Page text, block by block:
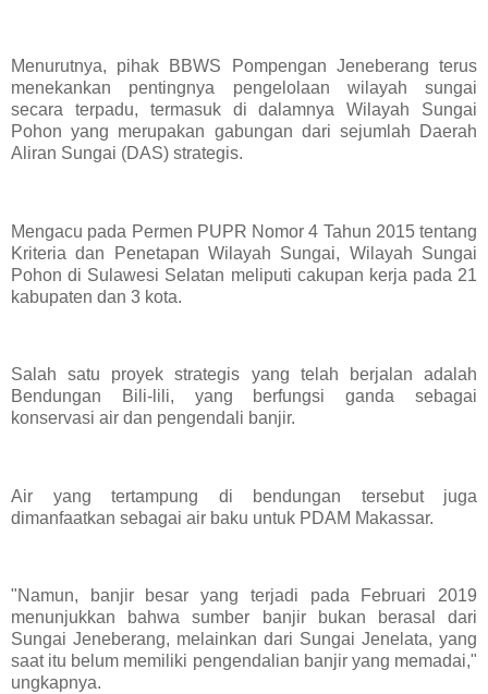
Menurutnya, pihak BBWS Pompengan Jeneberang terus
menekankan pentingnya pengelolaan wilayah sungai
secara terpadu, termasuk di dalamnya Wilayah Sungai
Pohon yang merupakan gabungan dari sejumlah Daerah
Aliran Sungai (DAS) strategis.
Mengacu pada Permen PUPR Nomor 4 Tahun 2015 tentang
Kriteria dan Penetapan Wilayah Sungai, Wilayah Sungai
Pohon di Sulawesi Selatan meliputi cakupan kerja pada 21
kabupaten dan 3 kota.
Salah satu proyek strategis yang telah berjalan adalah
Bendungan Bili-lili, yang berfungsi ganda sebagai
konservasi air dan pengendali banjir.
Air yang tertampung di bendungan tersebut juga
dimanfaatkan sebagai air baku untuk PDAM Makassar.
"Namun, banjir besar yang terjadi pada Februari 2019
menunjukkan bahwa sumber banjir bukan berasal dari
Sungai Jeneberang, melainkan dari Sungai Jenelata, yang
saat itu belum memiliki pengendalian banjir yang memadai,"
ungkapnya.